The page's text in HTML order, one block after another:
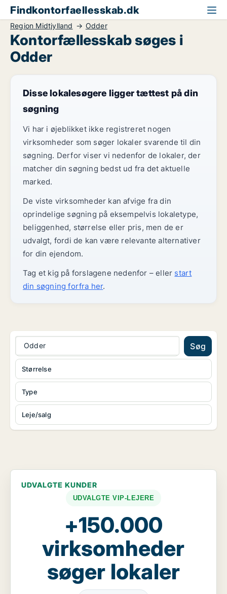
Findkontorfaellesskab.dk
Region Midtjylland Odder
Kontorfællesskab søges i
Odder
Disse lokalesøgere ligger tættest på din
søgning
Vi har i øjeblikket ikke registreret nogen
virksomheder som søger lokaler svarende til din
søgning. Derfor viser vi nedenfor de lokaler, der
matcher din søgning bedst ud fra det aktuelle
marked.
De viste virksomheder kan afvige fra din
oprindelige søgning på eksempelvis lokaletype,
beliggenhed, størrelse eller pris, men de er
udvalgt, fordi de kan være relevante alternativer
for din ejendom.
Tag et kig på forslagene nedenfor – eller start
din søgning forfra her.
Odder Søg
Type
Leje/salg
Størrelse
UDVALGTE KUNDER
UDVALGTE VIP-LEJERE
+150.000
virksomheder
søger lokaler